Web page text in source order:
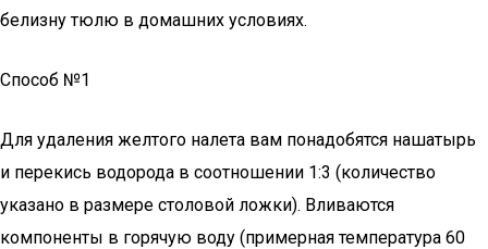
белизну тюлю в домашних условиях.
Способ №1
Для удаления желтого налета вам понадобятся нашатырь
и перекись водорода в соотношении 1:3 (количество
указано в размере столовой ложки). Вливаются
компоненты в горячую воду (примерная температура 60